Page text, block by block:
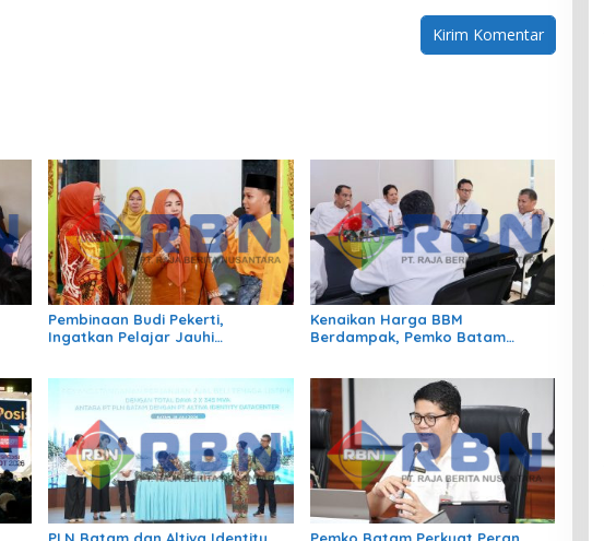
Pembinaan Budi Pekerti,
Ingatkan Pelajar Jauhi
Kenaikan Harga BBM
Berdampak, Pemko Batam